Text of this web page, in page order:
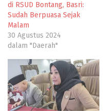
di RSUD Bontang, Basri:
Sudah Berpuasa Sejak
Malam
30 Agustus 2024
dalam "Daerah"